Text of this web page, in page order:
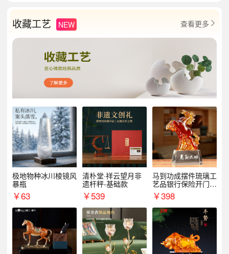
收藏工艺 NEW 查看更多 
极地物种冰川棱镜风
暴瓶
￥63
清朴堂·祥云望月非
遗杆秤-基础款
￥539
马到功成摆件琉璃工
艺品银行保险开门红
周年庆典伴手礼表彰
礼品
￥398